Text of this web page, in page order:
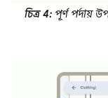
চিত্র 4: পূর্ণ পর্দায়